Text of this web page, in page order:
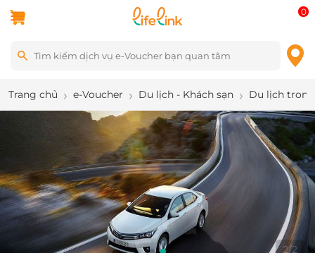
0
Trang chủ e-Voucher Du lịch - Khách sạn Du lịch
2/2